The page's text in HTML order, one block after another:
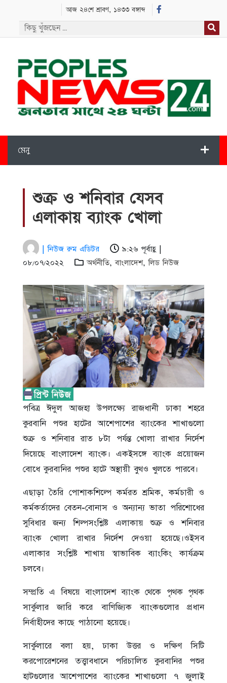
আজ ২৪শে শ্রাবণ, ১৪৩৩ বঙ্গাব্দ
মেনু
শুক্র ও শনিবার যেসব
এলাকায় ব্যাংক খোলা
| নিউজ রুম এডিটর
৯:২৬ পূর্বাহ্ণ |
০৮/০৭/২০২২
অর্থনীতি,বাংলাদেশ,লিড নিউজ
পবিত্র ঈদুল আজহা উপলক্ষ্যে রাজধানী ঢাকা শহরে
কুরবানি পশুর হাটের আশেপাশের ব্যাংকের শাখাগুলো
শুক্র ও শনিবার রাত ৮টা পর্যন্ত খোলা রাখার নির্দেশ
দিয়েছে বাংলাদেশ ব্যাংক। একইসঙ্গে ব্যাংক প্রয়োজন
বোধে কুরবানির পশুর হাটে অস্থায়ী বুথও খুলতে পারবে।
এছাড়া তৈরি পোশাকশিল্পে কর্মরত শ্রমিক, কর্মচারী ও
কর্মকর্তাদের বেতন-বোনাস ও অন্যান্য ভাতা পরিশোধের
সুবিধার জন্য শিল্পসংশ্লিষ্ট এলাকায় শুক্র ও শনিবার
ব্যাংক খোলা রাখার নির্দেশ দেওয়া হয়েছে।ওইসব
এলাকার সংশ্লিষ্ট শাখায় স্বাভাবিক ব্যাংকিং কার্যক্রম
চলবে।
সম্প্রতি এ বিষয়ে বাংলাদেশ ব্যাংক থেকে পৃথক পৃথক
সার্কুলার জারি করে বাণিজ্যিক ব্যাংকগুলোর প্রধান
নির্বাহীদের কাছে পাঠানো হয়েছে।
সার্কুলারে বলা হয়, ঢাকা উত্তর ও দক্ষিণ সিটি
করপোরেশনের তত্ত্বাবধানে পরিচালিত কুরবানির পশুর
হাটগুলোর আশেপাশের ব্যাংকের শাখাগুলো ৭ জুলাই